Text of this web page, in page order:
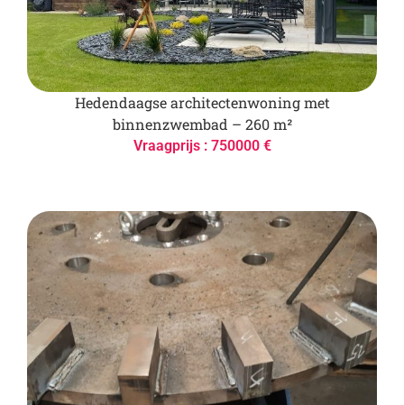
Hedendaagse architectenwoning met
binnenzwembad – 260 m²
Vraagprijs : 750000 €